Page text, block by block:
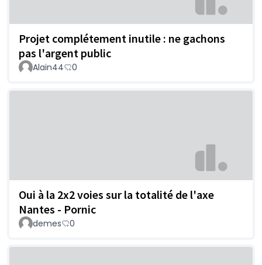
Projet complétement inutile : ne gachons
pas l'argent public
Alain44 0
Oui à la 2x2 voies sur la totalité de l'axe
Nantes - Pornic
demes 0